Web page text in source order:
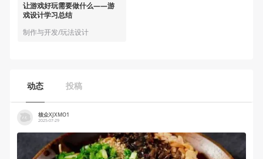
让游戏好玩需要做什么——游
戏设计学习总结
制作与开发/玩法设计
动态 投稿
核众XJXMO1
2025-07-29